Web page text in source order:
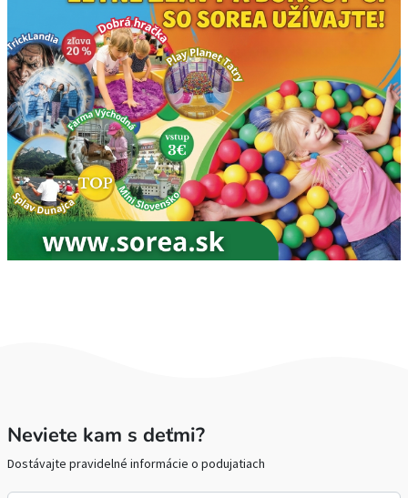
Neviete kam s deťmi?
Dostávajte pravidelné informácie o podujatiach